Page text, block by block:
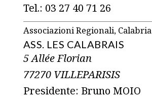
Tel.: 03 27 40 71 26
Associazioni Regionali, Calabria
ASS. LES CALABRAIS
5 Allée Florian
77270 VILLEPARISIS
Presidente: Bruno MOIO